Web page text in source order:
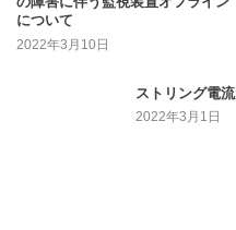
について
2022年3月10日
ストリング電
2022年3月1日